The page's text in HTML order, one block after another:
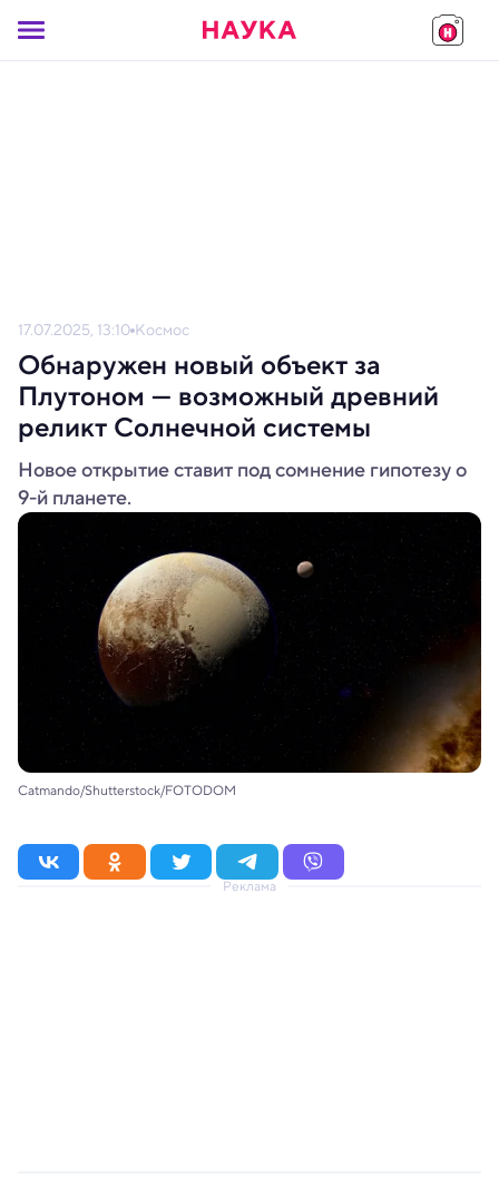
17.07.2025, 13:10 Космос
Обнаружен новый объект за
Плутоном — возможный древний
реликт Солнечной системы
Новое открытие ставит под сомнение гипотезу о
9-й планете.
Catmando/Shutterstock/FOTODOM
Реклама